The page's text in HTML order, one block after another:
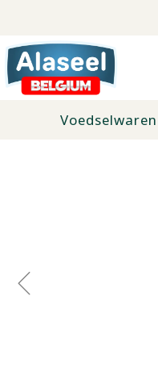
Voedselwaren